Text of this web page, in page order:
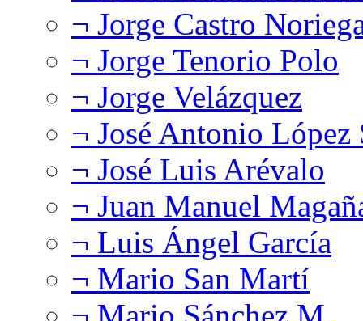
¬ Jorge Castro
¬ Jorge Tenorio Polo
¬ Jorge Velázquez
¬ José Antonio López
¬ José Luis Arévalo
¬ Juan Manuel
¬ Luis Ángel García
¬ Mario San Martí